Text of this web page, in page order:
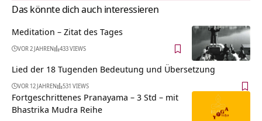
Das könnte dich auch interessieren
Meditation – Zitat des Tages
VOR 2 JAHREN 433 VIEWS
Lied der 18 Tugenden Bedeutung und Übersetzung
VOR 12 JAHREN 531 VIEWS
Fortgeschrittenes Pranayama – 3 Std – mit
Bhastrika Mudra Reihe